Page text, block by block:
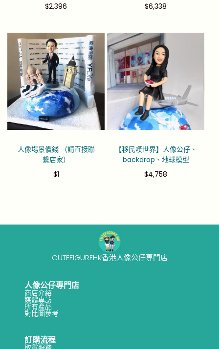
$2,396
$6,338
人像場景價錢 （請直接聯
繫店家）
$1
【移民嘆世界】人像公仔、
backdrop、地球模型
$4,758
CUTEFIGUREHK香港人像公仔專門店
人像公仔專門店
商店介紹
媒體專訪
所有產品
對比圖參考
訂購流程